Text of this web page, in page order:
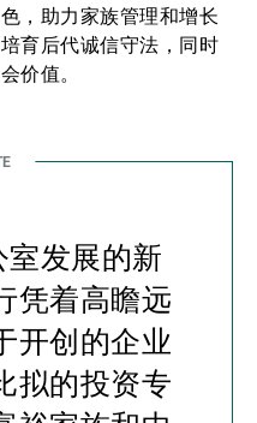
，助力家族管理和增长
育后代诚信守法，同时
价值。
室发展的新
凭着高瞻远
开创的企业
拟的投资专